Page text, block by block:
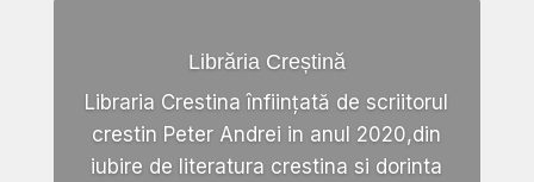
Librăria Creștină
Libraria Crestina înființată de scriitorul
crestin Peter Andrei in anul 2020,din
iubire de literatura crestina si dorinta